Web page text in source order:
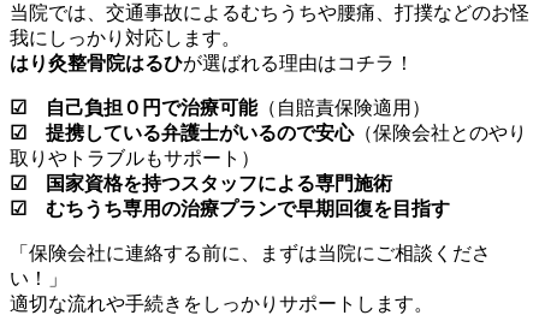
当院では、交通事故によるむちうちや腰痛、打撲などのお怪
我にしっかり対応します。
はり灸整骨院はるひが選ばれる理由はコチラ！
☑ 自己負担０円で治療可能（自賠責保険適用）
☑ 提携している弁護士がいるので安心（保険会社とのやり
取りやトラブルもサポート）
☑ 国家資格を持つスタッフによる専門施術
☑ むちうち専用の治療プランで早期回復を目指す
「保険会社に連絡する前に、まずは当院にご相談くださ
い！」
適切な流れや手続きをしっかりサポートします。